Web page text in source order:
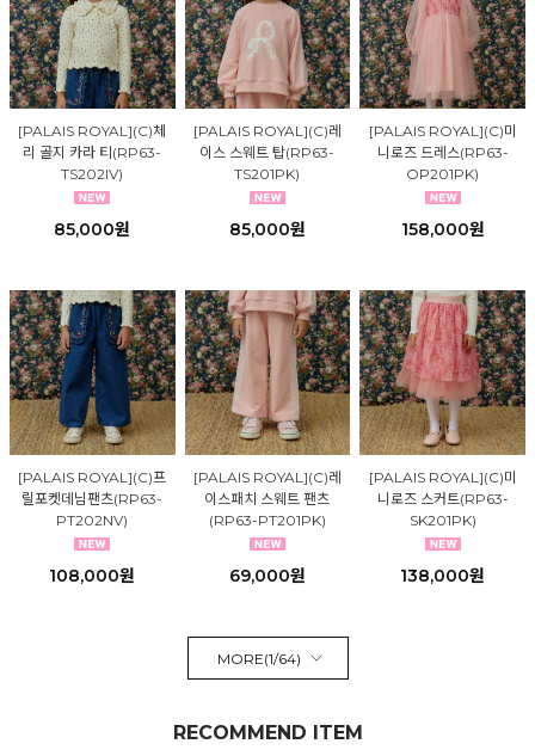
[PALAIS ROYAL](C)체
리 골지 카라 티(RP63-
TS202IV)
85,000원
[PALAIS ROYAL](C)레
이스 스웨트 탑(RP63-
TS201PK)
85,000원
[PALAIS ROYAL](C)미
니로즈 드레스(RP63-
OP201PK)
158,000원
[PALAIS ROYAL](C)프
릴포켓데님팬츠(RP63-
PT202NV)
108,000원
[PALAIS ROYAL](C)레
이스패치 스웨트 팬츠
(RP63-PT201PK)
69,000원
[PALAIS ROYAL](C)미
니로즈 스커트(RP63-
SK201PK)
138,000원
MORE(1/64)
RECOMMEND ITEM